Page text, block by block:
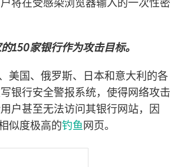
将在受感染浏览器输入的一次性密
150家银行作为攻击目标。
美国、俄罗斯、日本和意大利的各
银行安全警报系统，使得网络攻击
户甚至无法访问其银行网站，因
似度极高的钓鱼网页。